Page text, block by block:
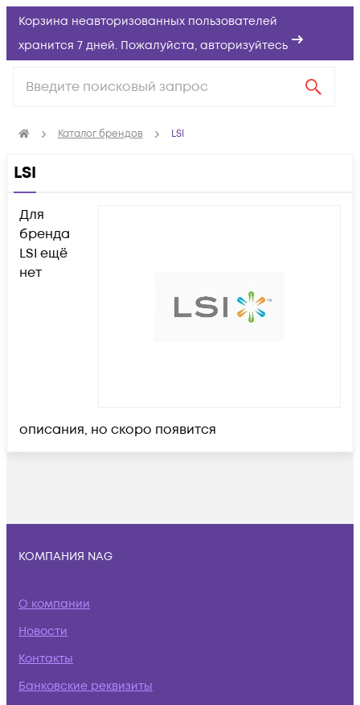
Корзина неавторизованных пользователей
хранится 7 дней. Пожалуйста, авторизуйтесь
Каталог брендов LSI
LSI
Для
бренда
LSI ещё
нет
описания, но скоро появится
КОМПАНИЯ NAG
О компании
Новости
Контакты
Банковские реквизиты